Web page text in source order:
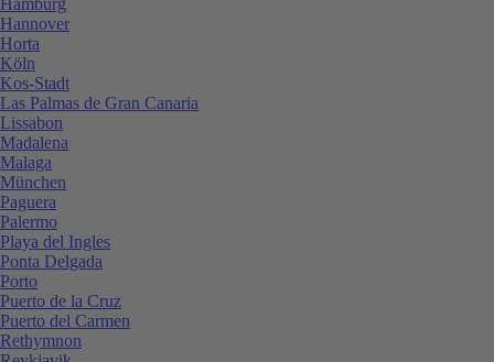
Hannover
Horta
Köln
Kos-Stadt
Las Palmas de Gran Canaria
Lissabon
Madalena
Malaga
München
Paguera
Palermo
Playa del Ingles
Ponta Delgada
Porto
Puerto de la Cruz
Puerto del Carmen
Rethymnon